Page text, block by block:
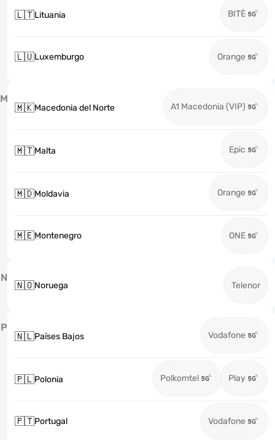
🇱🇹Lituania BITĖ
🇱🇺Luxemburgo Orange
M
🇲🇰Macedonia del Norte A1 Macedonia (VIP)
🇲🇹Malta Epic
🇲🇩Moldavia Orange
🇲🇪Montenegro ONE
N
🇳🇴Noruega Telenor
P
🇳🇱Países Bajos Vodafone
🇵🇱Polonia Polkomtel Play
🇵🇹Portugal Vodafone